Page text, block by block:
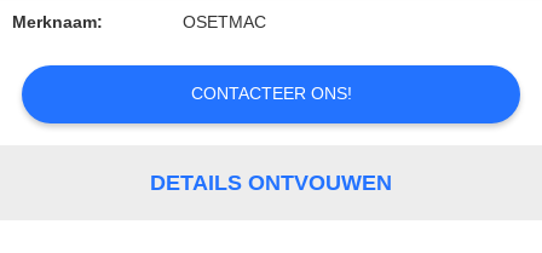
CONTACTEER
ONS
VERZOEK
OM EEN
Merknaam: OSETMAC
CONTACTEER ONS!
DETAILS ONTVOUWEN